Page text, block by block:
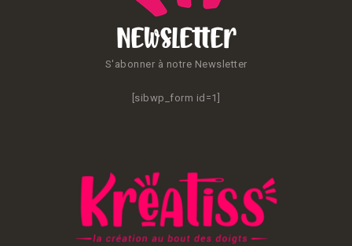
Newsletter
S'abonner à notre Newsletter
[sibwp_form id=1]